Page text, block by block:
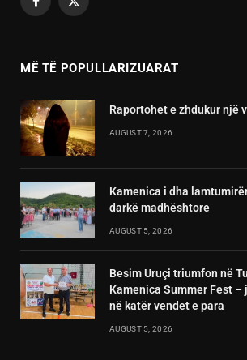
Facebook
X
MË TË POPULLARIZUARAT
Raportohet e zhdukur një
AUGUST 7, 2026
Kamenica i dha
darkë madhështore
AUGUST 5, 2026
Besim Uruçi triumfon në
Kamenica Summer Fest –
në katër vendet e para
AUGUST 5, 2026